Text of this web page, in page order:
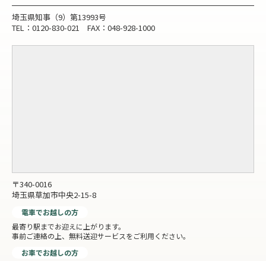
埼玉県知事（9）第13993号
TEL：0120-830-021 FAX：048-928-1000
〒340-0016
埼玉県草加市中央2-15-8
電車でお越しの方
最寄り駅までお迎えに上がります。
事前ご連絡の上、無料送迎サービスをご利用ください。
お車でお越しの方